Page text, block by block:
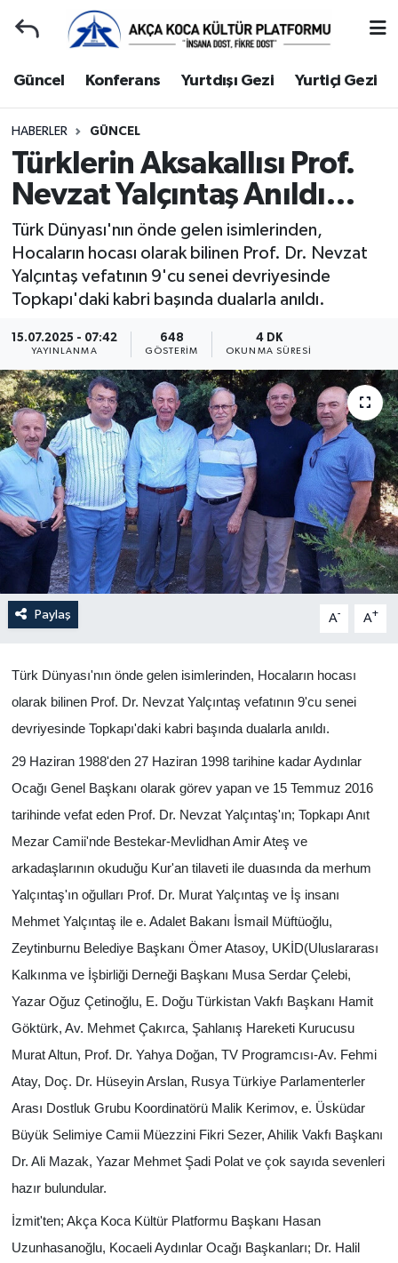
Güncel Konferans Yurtdışı Gezi Yurtiçi Gezi
HABERLER GÜNCEL
Türklerin Aksakallısı Prof.
Nevzat Yalçıntaş Anıldı…
Türk Dünyası'nın önde gelen isimlerinden,
Hocaların hocası olarak bilinen Prof. Dr. Nevzat
Yalçıntaş vefatının 9'cu senei devriyesinde
Topkapı'daki kabri başında dualarla anıldı.
15.07.2025 - 07:42
YAYINLANMA
648
GÖSTERIM
4 DK
OKUNMA SÜRESI
Paylaş A- A+
Türk Dünyası'nın önde gelen isimlerinden, Hocaların hocası
olarak bilinen Prof. Dr. Nevzat Yalçıntaş vefatının 9'cu senei
devriyesinde Topkapı'daki kabri başında dualarla anıldı.
29 Haziran 1988'den 27 Haziran 1998 tarihine kadar Aydınlar
Ocağı Genel Başkanı olarak görev yapan ve 15 Temmuz 2016
tarihinde vefat eden Prof. Dr. Nevzat Yalçıntaş'ın; Topkapı Anıt
Mezar Camii'nde Bestekar-Mevlidhan Amir Ateş ve
arkadaşlarının okuduğu Kur'an tilaveti ile duasında da merhum
Yalçıntaş'ın oğulları Prof. Dr. Murat Yalçıntaş ve İş insanı
Mehmet Yalçıntaş ile e. Adalet Bakanı İsmail Müftüoğlu,
Zeytinburnu Belediye Başkanı Ömer Atasoy, UKİD(Uluslararası
Kalkınma ve İşbirliği Derneği Başkanı Musa Serdar Çelebi,
Yazar Oğuz Çetinoğlu, E. Doğu Türkistan Vakfı Başkanı Hamit
Göktürk, Av. Mehmet Çakırca, Şahlanış Hareketi Kurucusu
Murat Altun, Prof. Dr. Yahya Doğan, TV Programcısı-Av. Fehmi
Atay, Doç. Dr. Hüseyin Arslan, Rusya Türkiye Parlamenterler
Arası Dostluk Grubu Koordinatörü Malik Kerimov, e. Üsküdar
Büyük Selimiye Camii Müezzini Fikri Sezer, Ahilik Vakfı Başkanı
Dr. Ali Mazak, Yazar Mehmet Şadi Polat ve çok sayıda sevenleri
hazır bulundular.
İzmit'ten; Akça Koca Kültür Platformu Başkanı Hasan
Uzunhasanoğlu, Kocaeli Aydınlar Ocağı Başkanları; Dr. Halil
Gençlerle Başbaşa
Güncel
Konferans
Yurtdışı Gezi
Yurtiçi Gezi
Ziyaretler
Hakkımızda
Yönetim Kurulu
Yüksek İstişare Kurulu
Sanat
Kocaeli Hava Durumu
Kocaeli Namaz Vakitleri
Kocaeli Trafik Yoğunluk Haritası
Süper Lig Puan Durumu ve Fikstür
Tüm Manşetler
Son Dakika Haberleri
Haber Arşivi